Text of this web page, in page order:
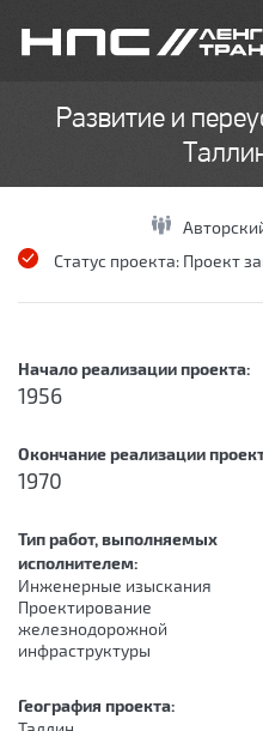
Развитие и
Статус проекта: Проект
Начало реализации проекта:
1956
Окончание реализации
1970
Тип работ, выполняемых
исполнителем:
Инженерные изыскания
Проектирование
железнодорожной
инфраструктуры
География проекта: